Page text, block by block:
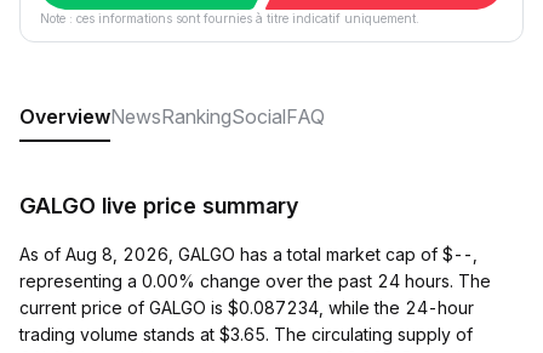
Note : ces informations sont fournies à titre indicatif uniquement.
OverviewNewsRankingSocialFAQ
GALGO live price summary
As of Aug 8, 2026, GALGO has a total market cap of $--,
representing a 0.00% change over the past 24 hours. The
current price of GALGO is $0.087234, while the 24-hour
trading volume stands at $3.65. The circulating supply of